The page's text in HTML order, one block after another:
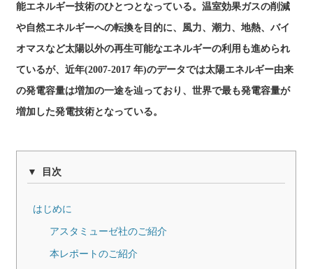
能エネルギー技術のひとつとなっている。温室効果ガスの削減
や自然エネルギーへの転換を目的に、風力、潮力、地熱、バイ
オマスなど太陽以外の再生可能なエネルギーの利用も進められ
ているが、近年(2007-2017 年)のデータでは太陽エネルギー由来
の発電容量は増加の一途を辿っており、世界で最も発電容量が
増加した発電技術となっている。
目次
はじめに
アスタミューゼ社のご紹介
本レポートのご紹介